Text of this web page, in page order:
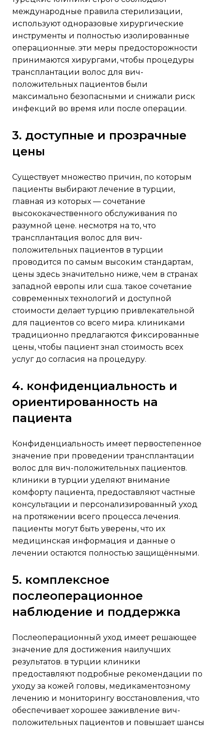
международные правила стерилизации,
используют одноразовые хирургические
инструменты и полностью изолированные
операционные. эти меры предосторожности
принимаются хирургами, чтобы процедуры
трансплантации волос для вич-
положительных пациентов были
максимально безопасными и снижали риск
инфекций во время или после операции.
3. доступные и прозрачные
цены
существует множество причин, по которым
пациенты выбирают лечение в турции,
главная из которых — сочетание
высококачественного обслуживания по
разумной цене. несмотря на то, что
трансплантация волос для вич-
положительных пациентов в турции
проводится по самым высоким стандартам,
цены здесь значительно ниже, чем в странах
западной европы или сша. такое сочетание
современных технологий и доступной
стоимости делает турцию привлекательной
для пациентов со всего мира. клиниками
традиционно предлагаются фиксированные
цены, чтобы пациент знал стоимость всех
услуг до согласия на процедуру.
4. конфиденциальность и
ориентированность на
пациента
конфиденциальность имеет первостепенное
значение при проведении трансплантации
волос для вич-положительных пациентов.
клиники в турции уделяют внимание
комфорту пациента, предоставляют частные
консультации и персонализированный уход
на протяжении всего процесса лечения.
пациенты могут быть уверены, что их
медицинская информация и данные о
лечении остаются полностью защищёнными.
5. комплексное
послеоперационное
наблюдение и поддержка
послеоперационный уход имеет решающее
значение для достижения наилучших
результатов. в турции клиники
предоставляют подробные рекомендации по
уходу за кожей головы, медикаментозному
лечению и мониторингу восстановления, что
обеспечивает хорошее заживление вич-
положительных пациентов и повышает шансы